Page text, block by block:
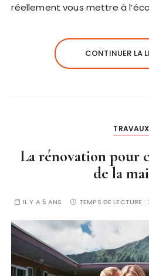
réellement vous mettre à
CONTINUER LA
TRAVAUX
La rénovation pour
de la
IL Y A 5 ANS TEMPS DE LECTURE :